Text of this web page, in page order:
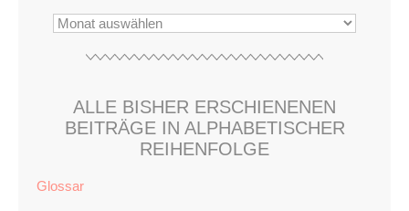
ALLE BISHER ERSCHIENENEN
BEITRÄGE IN ALPHABETISCHER
REIHENFOLGE
Glossar